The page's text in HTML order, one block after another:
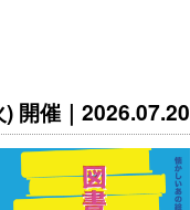
開催｜2026.07.20